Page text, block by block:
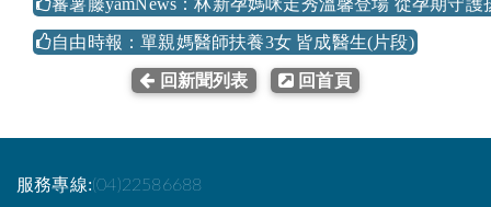
自由時報：單親媽醫師扶養3女 皆成醫生(片段)
回新聞列表 回首頁
服務專線:(04)22586688